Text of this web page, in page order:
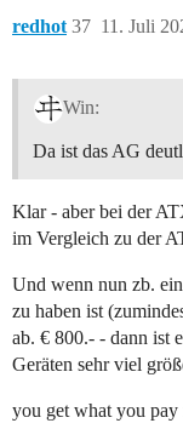
redhot 11. Juli
37
Win:
Da ist das AG
Klar - aber bei der
im Vergleich zu der
Und wenn nun zb.
zu haben ist
ab. € 800.- - dann ist
Geräten sehr viel
you get what you